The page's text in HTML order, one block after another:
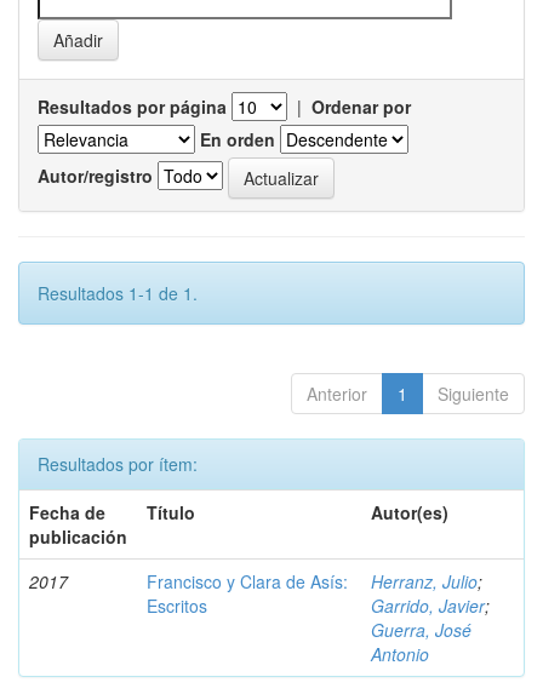
Resultados por página | Ordenar por
En orden
Autor/registro
Resultados 1-1 de 1.
Anterior 1 Siguiente
Resultados por ítem:
Fecha de
publicación
Título Autor(es)
2017
Francisco y Clara de Asís:
Escritos
Herranz, Julio;
Garrido, Javier;
Guerra, José
Antonio